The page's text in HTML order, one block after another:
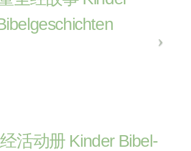
活动册 Kinder Bibel-